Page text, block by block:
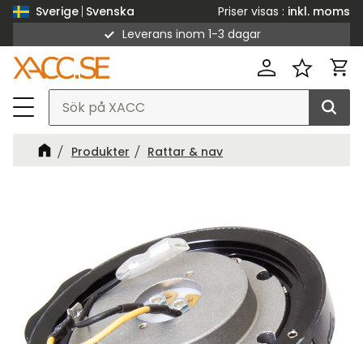
Sverige Svenska Priser visas
inkl. moms
Leverans inom 1-3 dagar
Produkter Rattar & nav